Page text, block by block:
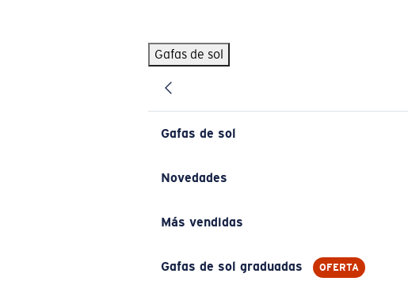
Gafas de sol
Gafas de sol
Novedades
Más vendidas
Gafas de sol graduadas OFERTA
BÚSQUEDAS POPULARES
Pilothouse PRO Limited Edition Pack
Gafas de sol personalizadas
Los más vendidos de gafas de sol